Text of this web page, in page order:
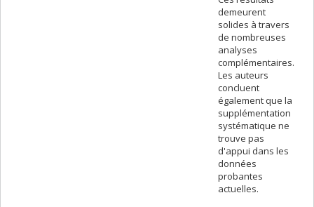
demeurent
solides à travers
de nombreuses
analyses
complémentaires.
Les auteurs
concluent
également que la
supplémentation
systématique ne
trouve pas
d'appui dans les
données
probantes
actuelles.